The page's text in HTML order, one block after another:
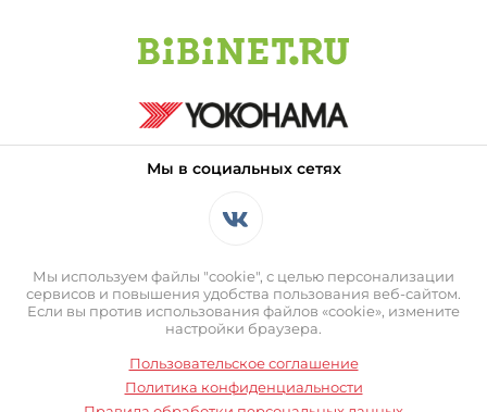
Мы в социальных сетях
Мы используем файлы "cookie", с целью персонализации
сервисов и повышения удобства пользования веб-сайтом.
Если вы против использования файлов «cookie», измените
настройки браузера.
Пользовательское соглашение
Политика конфиденциальности